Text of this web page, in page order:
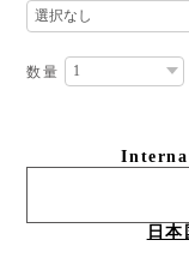
数量
日